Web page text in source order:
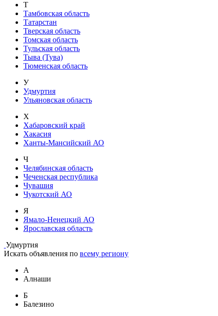
Т
Тамбовская область
Татарстан
Тверская область
Томская область
Тульская область
Тыва (Тува)
Тюменская область
У
Удмуртия
Ульяновская область
Х
Хабаровский край
Хакасия
Ханты-Мансийский АО
Ч
Челябинская область
Чеченская республика
Чувашия
Чукотский АО
Я
Ямало-Ненецкий АО
Ярославская область
Удмуртия
Искать объявления по всему региону
А
Алнаши
Б
Балезино